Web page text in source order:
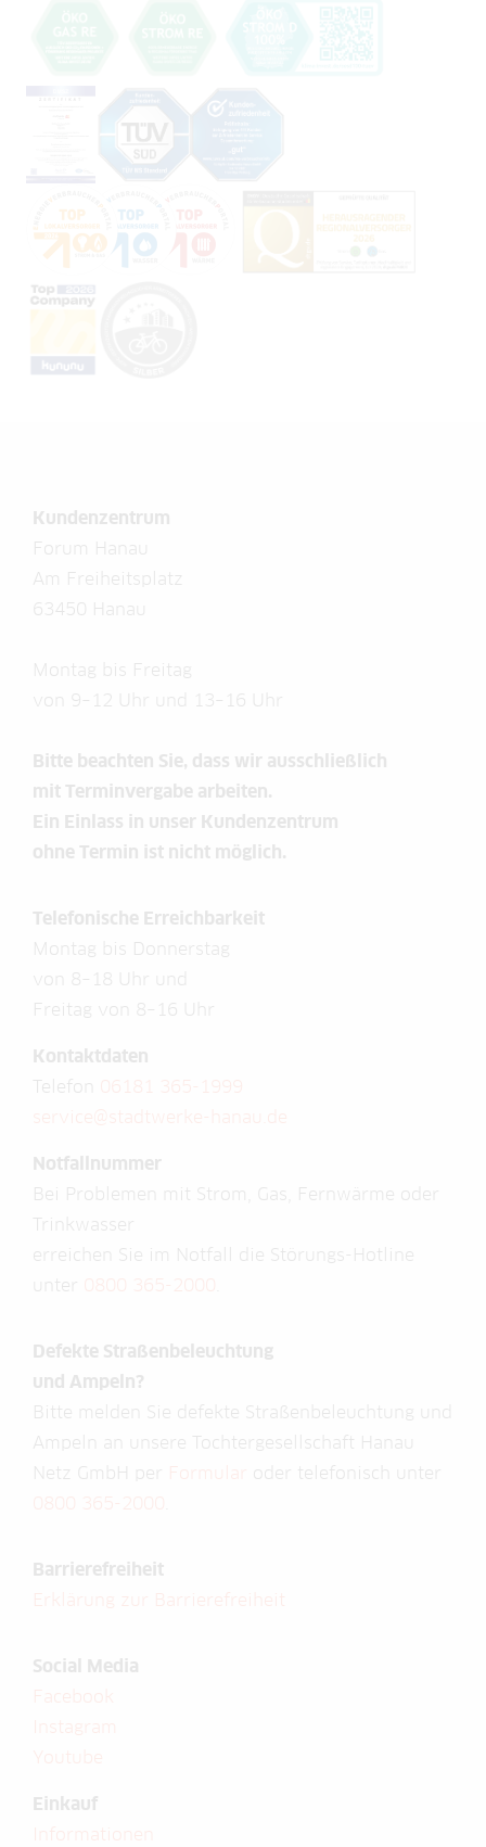
Kundenzentrum
Forum Hanau
Am Freiheitsplatz
63450 Hanau
Montag bis Freitag
von 9–12 Uhr und 13–16 Uhr
Bitte beachten Sie, dass wir ausschließlich
mit Terminvergabe arbeiten.
Ein Einlass in unser Kundenzentrum
ohne Termin ist nicht möglich.
Telefonische Erreichbarkeit
Montag bis Donnerstag
von 8–18 Uhr und
Freitag von 8–16 Uhr
Kontaktdaten
Telefon
Notfallnummer
Bei Problemen mit Strom, Gas, Fernwärme oder
Trinkwasser
erreichen Sie im Notfall die Störungs-Hotline
unter
Defekte Straßenbeleuchtung
und Ampeln?
Bitte melden Sie defekte Straßenbeleuchtung und
Ampeln an unsere Tochtergesellschaft Hanau
Netz GmbH per
oder telefonisch unter
Barrierefreiheit
Social Media
Einkauf